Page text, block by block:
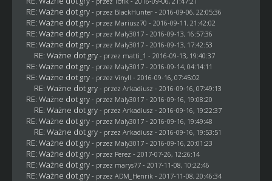
RE: Ważne dot gry - przez BlackHunter- 2016-09-06, 22:05:36
RE: Ważne dot gry - przez Mariusz70 - 2016-09-11, 21:42:02
RE: Ważne dot gry - przez Maly3017- 2016-09-13, 16:57:36
RE: Ważne dot gry - przez Maly3017- 2016-09-13, 17:42:53
RE: Ważne dot gry - przez matti_1 - 2016-09-13, 19:40:37
RE: Ważne dot gry - przez Maly3017- 2016-09-14, 04:14:11
RE: Ważne dot gry - przez Vinyll - 2016-09-16, 07:45:02
RE: Ważne dot gry - przez Arkadiusz - 2016-09-16, 07:49:13
RE: Ważne dot gry - przez Maly3017- 2016-09-16, 19:08:20
RE: Ważne dot gry - przez Arkadiusz - 2016-09-16, 19:22:37
RE: Ważne dot gry - przez Maly3017- 2016-09-16, 19:49:48
RE: Ważne dot gry - przez Arkadiusz - 2016-09-16, 19:53:51
RE: Ważne dot gry - przez Maly3017- 2016-09-16, 20:01:23
RE: Ważne dot gry - przez Perez - 2017-07-26, 12:26:14
RE: Ważne dot gry - przez marys77- 2017-11-08, 10:22:46
RE: Ważne dot gry - przez ADM_Henrik - 2017-11-08, 20:46:34